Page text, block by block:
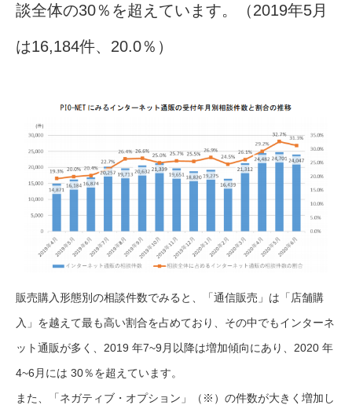
談全体の30％を超えています。（2019年5月
は16,184件、20.0％）
販売購入形態別の相談件数でみると、「通信販売」は「店舗購
入」を越えて最も高い割合を占めており、その中でもインターネ
ット通販が多く、2019 年7~9月以降は増加傾向にあり、2020 年
4~6月には 30％を超えています。
また、「ネガティブ・オプション」（※）の件数が大きく増加し